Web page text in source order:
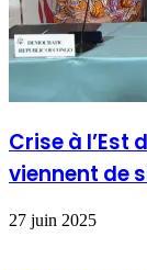
Crise à l’Est
viennent de
27 juin 2025